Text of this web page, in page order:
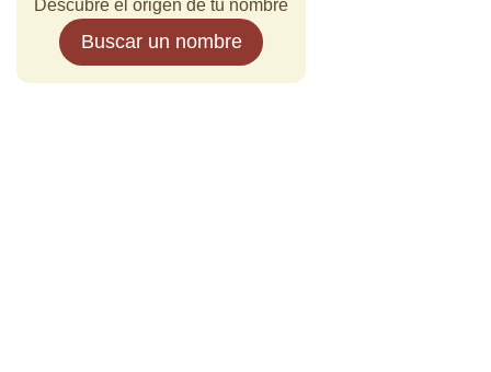
Descubre el origen de tu nombre
Buscar un nombre